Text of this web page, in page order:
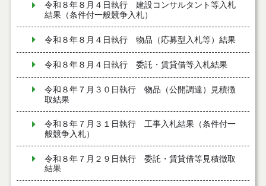
令和８年８月４日執行 建設コンサルタント等入札
結果（条件付一般競争入札）
令和８年８月４日執行 物品（応募型入札等）結果
令和８年８月４日執行 委託・賃貸借等入札結果
令和８年７月３０日執行 物品（公開調達）見積徴
取結果
令和８年７月３１日執行 工事入札結果（条件付一
般競争入札）
令和８年７月２９日執行 委託・賃貸借等見積徴取
結果